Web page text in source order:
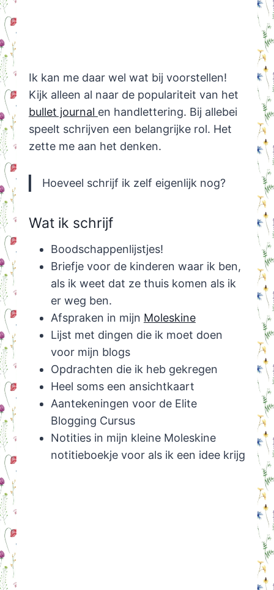
Ik kan me daar wel wat bij voorstellen!
Kijk alleen al naar de populariteit van het
bullet journal en handlettering. Bij allebei
speelt schrijven een belangrijke rol. Het
zette me aan het denken.
Hoeveel schrijf ik zelf eigenlijk nog?
Wat ik schrijf
Boodschappenlijstjes!
Briefje voor de kinderen waar ik ben,
als ik weet dat ze thuis komen als ik
er weg ben.
Afspraken in mijn Moleskine
Lijst met dingen die ik moet doen
voor mijn blogs
Opdrachten die ik heb gekregen
Heel soms een ansichtkaart
Aantekeningen voor de Elite
Blogging Cursus
Notities in mijn kleine Moleskine
notitieboekje voor als ik een idee krijg